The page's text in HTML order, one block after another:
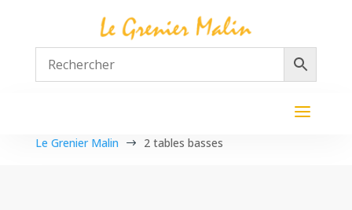
Le Grenier Malin $ 2 tables basses